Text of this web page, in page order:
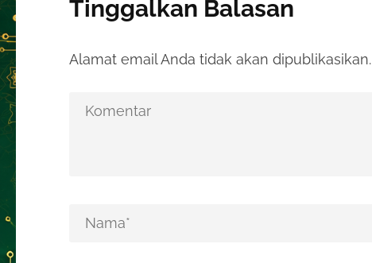
Tinggalkan Balasan
Alamat email Anda tidak akan dipublikasikan.